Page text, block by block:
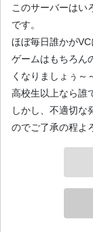
このサーバーはい
です。
ほぼ毎日誰かがVC
ゲームはもちろん
くなりましょぅ～
高校生以上なら誰
しかし、不適切な
のでご了承の程よ